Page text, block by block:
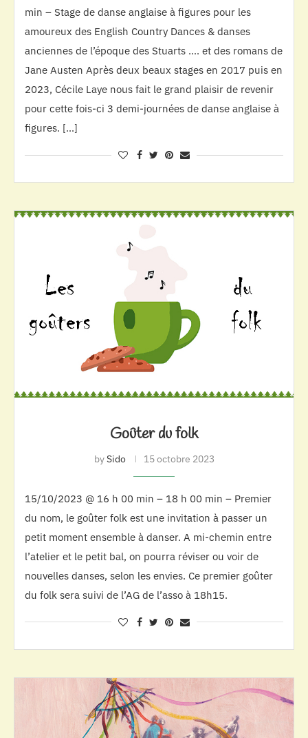
min – Stage de danse anglaise à figures pour les
amoureux des English Country Dances & danses
anciennes de l’époque des Stuarts …. et des romans de
Jane Austen Après deux beaux stages en 2017 puis en
2023, Cécile Laye nous fait le grand plaisir de revenir
pour cette fois-ci 3 demi-journées de danse anglaise à
figures. […]
Goûter du folk
bySido 15 octobre 2023
15/10/2023 @ 16 h 00 min – 18 h 00 min – Premier
du nom, le goûter folk est une invitation à passer un
petit moment ensemble à danser. A mi-chemin entre
l’atelier et le petit bal, on pourra réviser ou voir de
nouvelles danses, selon les envies. Ce premier goûter
du folk sera suivi de l’AG de l’asso à 18h15.